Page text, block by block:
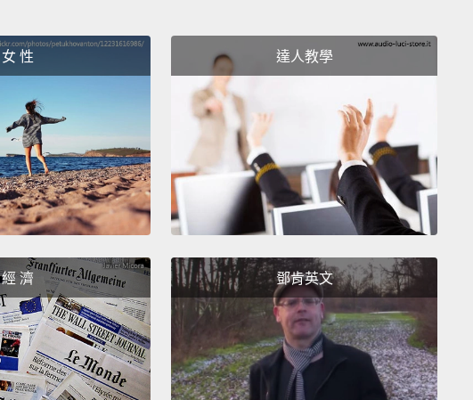
in some of the most prominent squares and buildings.
最棒的札格瑞布旅行第一站就是老城，那是這座城市裡最古色
古香的建築物所在區域。那裡有一個名為聖馬克廣場的廣場，
中間矗立著一座聖馬克教堂。札格瑞布富含文化氣息。城市中
有許多街頭藝術。如果你開始留意，那你到處都可以發現街頭
藝術。它在建築物的側邊；即便在老城，在一些最著名的廣場
及建物中也可見街頭藝術的蹤跡。
interesting is one of the newest museums, which is the
Museum of Broken Relationships.
This museum was
created by two artists.
They decided to try and collect
together mementoes that people had from relationships
that had gone bad.
You walk in, and you just see ordinary,
女 性 達人教學
經 濟 鄧肯英文